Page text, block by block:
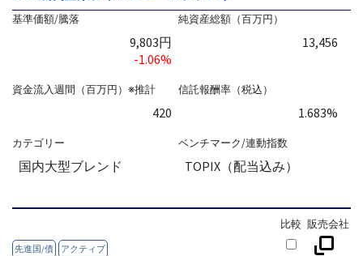
基準価額/騰落
9,803円
-1.06%
純資産総額（百万円）
13,456
資金流入週間（百万円）※推計
420
信託報酬率（税込）
1.683%
カテゴリー
国内大型ブレンド
ベンチマーク/連動指数
TOPIX（配当込み）
先進国/債 アクティブ
比較 販売会社